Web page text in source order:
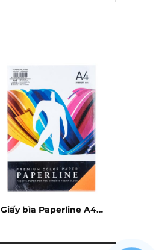
Giấy bìa Paperline A4